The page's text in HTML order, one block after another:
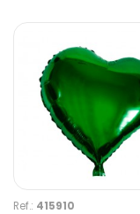
Ref.: 415910